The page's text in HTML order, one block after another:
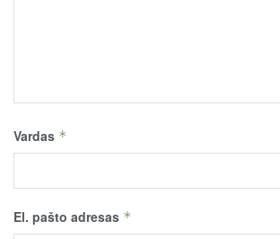
Vardas *
El. pašto adresas *